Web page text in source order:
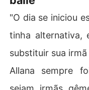
"O dia se iniciou
tinha alternativa,
substituir sua irmã
Allana sempre